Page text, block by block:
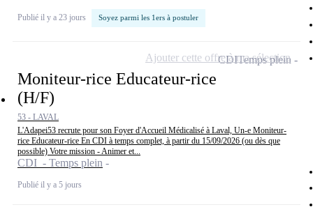
Publié il y a 23 jours Soyez parmi les 1ers à postuler
Moniteur-rice Educateur-rice
(H/F)
53 - LAVAL
L'Adapei53 recrute pour son Foyer d'Accueil Médicalisé à Laval, Un-e Moniteur-
rice Educateur-rice En CDI à temps complet, à partir du 15/09/2026 (ou dès que
possible) Votre mission - Animer et...
CDI - Temps plein
Publié il y a 5 jours
CDITemps plein
Ajouter cette offre à ma sélection